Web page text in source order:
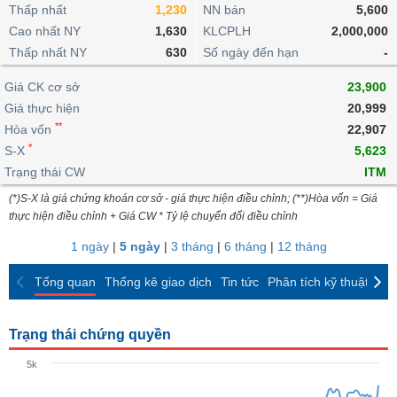
lỗ
dịch
nội
Niên
giám
Tài
liệu
cổ
Định
giá
ngoài
doanh
Top
cổ
phiếu
ngành
giao
dịch
dịch
Chứng
quyền
quan
Thống
giao
dịch
Thống
giao
dịch
Tin
tức
Phân
tích
kỹ
thuật
trực
tuyến
Bộ
lọc
cổ
So
sánh
Báo
cáo
Vĩ
mô
lai
Chứng
quyền
Trái
phiếu
IR
Awards
tạo
Dịch
vụ
Thấp nhất
1,230
Cao nhất NY
1,630
Thấp nhất NY
630
NN bán
5,600
KLCPLH
2,000,000
Số ngày đến hạn
-
Giá CK cơ sở
23,900
Giá thực hiện
20,999
Hòa vốn **
22,907
S-X *
5,623
Trạng thái CW
ITM
(*)S-X là giá chứng khoán cơ sở - giá thực hiện điều chỉnh; (**)Hòa vốn = Giá
thực hiện điều chỉnh + Giá CW * Tỷ lệ chuyển đổi điều chỉnh
1 ngày| 5 ngày| 3 tháng | 6 tháng | 12 tháng
Tổng quan Thống kê giao dịch Tin tức Phân tích kỹ thuật
Trạng thái chứng quyền
5k
BẤT
ĐỘNG
SẢN
TÀI
CHÍNH
HÀNG
KINH